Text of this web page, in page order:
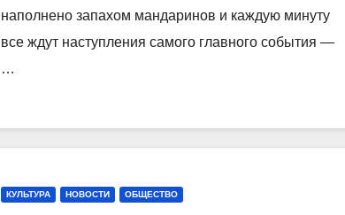
Ковровского района
наполнено запахом мандаринов и каждую минуту
все ждут наступления самого главного события —
…
КУЛЬТУРА НОВОСТИ ОБЩЕСТВО